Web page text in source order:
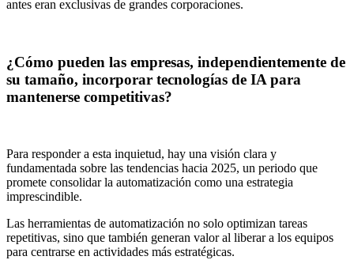
antes eran exclusivas de grandes corporaciones.
¿Cómo pueden las empresas, independientemente de
su tamaño, incorporar tecnologías de IA para
mantenerse competitivas?
Para responder a esta inquietud, hay una visión clara y
fundamentada sobre las tendencias hacia 2025, un periodo que
promete consolidar la automatización como una estrategia
imprescindible.
Las herramientas de automatización no solo optimizan tareas
repetitivas, sino que también generan valor al liberar a los equipos
para centrarse en actividades más estratégicas.